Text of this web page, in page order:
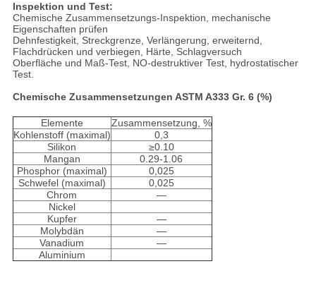
Inspektion und Test:
Chemische Zusammensetzungs-Inspektion, mechanische
Eigenschaften prüfen
Dehnfestigkeit, Streckgrenze, Verlängerung, erweiternd,
Flachdrücken und verbiegen, Härte, Schlagversuch
Oberfläche und Maß-Test, NO-destruktiver Test, hydrostatischer
Test.
Chemische Zusammensetzungen ASTM A333 Gr. 6 (%)
Elemente
Zusammensetzung, %
Kohlenstoff (maximal)
0,3
Silikon
≥0.10
Mangan
0.29-1.06
Phosphor (maximal)
0,025
Schwefel (maximal)
0,025
Chrom
—
Nickel
Kupfer
—
Molybdän
—
Vanadium
—
Aluminium